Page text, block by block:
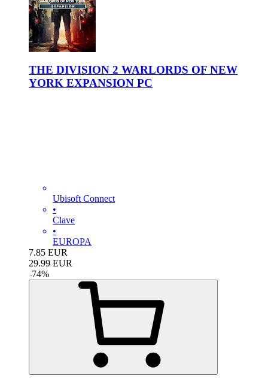
THE DIVISION 2 WARLORDS OF NEW
YORK EXPANSION PC
Ubisoft Connect
•
Clave
•
EUROPA
7.85 EUR
29.99 EUR
-74%